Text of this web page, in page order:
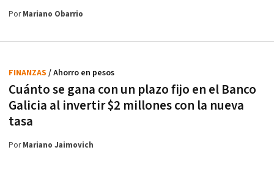
PorMariano Obarrio
Cuánto se gana con un plazo fijo en el Banco
Galicia al invertir $2 millones con la nueva
tasa
FINANZAS / Ahorro en pesos
PorMariano Jaimovich